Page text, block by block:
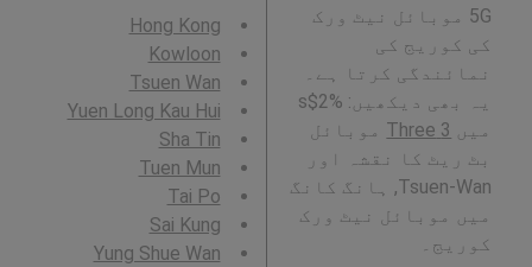
5G موبائل نیٹ ورک
کی کوریج کی
نمائندگی کرتا ہے۔
یہ بھی دیکھیں: %2$s
میں
3 Three
موبائل
بٹ ریٹ کا نقشہ اور
Tsuen-Wan, ہانگ کانگ
میں موبائل نیٹ ورک
کوریج۔
Hong Kong
Kowloon
Tsuen Wan
Yuen Long Kau Hui
Sha Tin
Tuen Mun
Tai Po
Sai Kung
Yung Shue Wan